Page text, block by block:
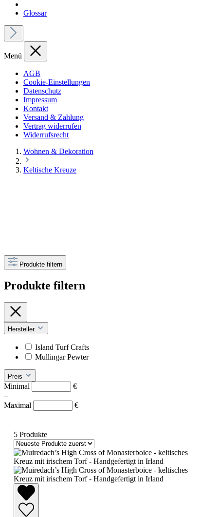
Glossar
Menü
AGB
Cookie-Einstellungen
Datenschutz
Impressum
Kontakt
Versand & Zahlung
Vertrag widerrufen
Widerrufsrecht
Wohnen & Dekoration
Keltische Kreuze
Produkte filtern
Produkte filtern
Hersteller
Island Turf Crafts
Mullingar Pewter
Preis
Minimal
€
–
Maximal
€
5 Produkte